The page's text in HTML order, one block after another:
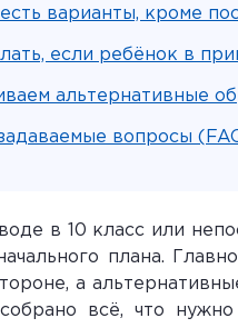
варианты, кроме
если ребёнок в
альтернативные
вопросы
в 10 класс или
плана.
а
всё, что